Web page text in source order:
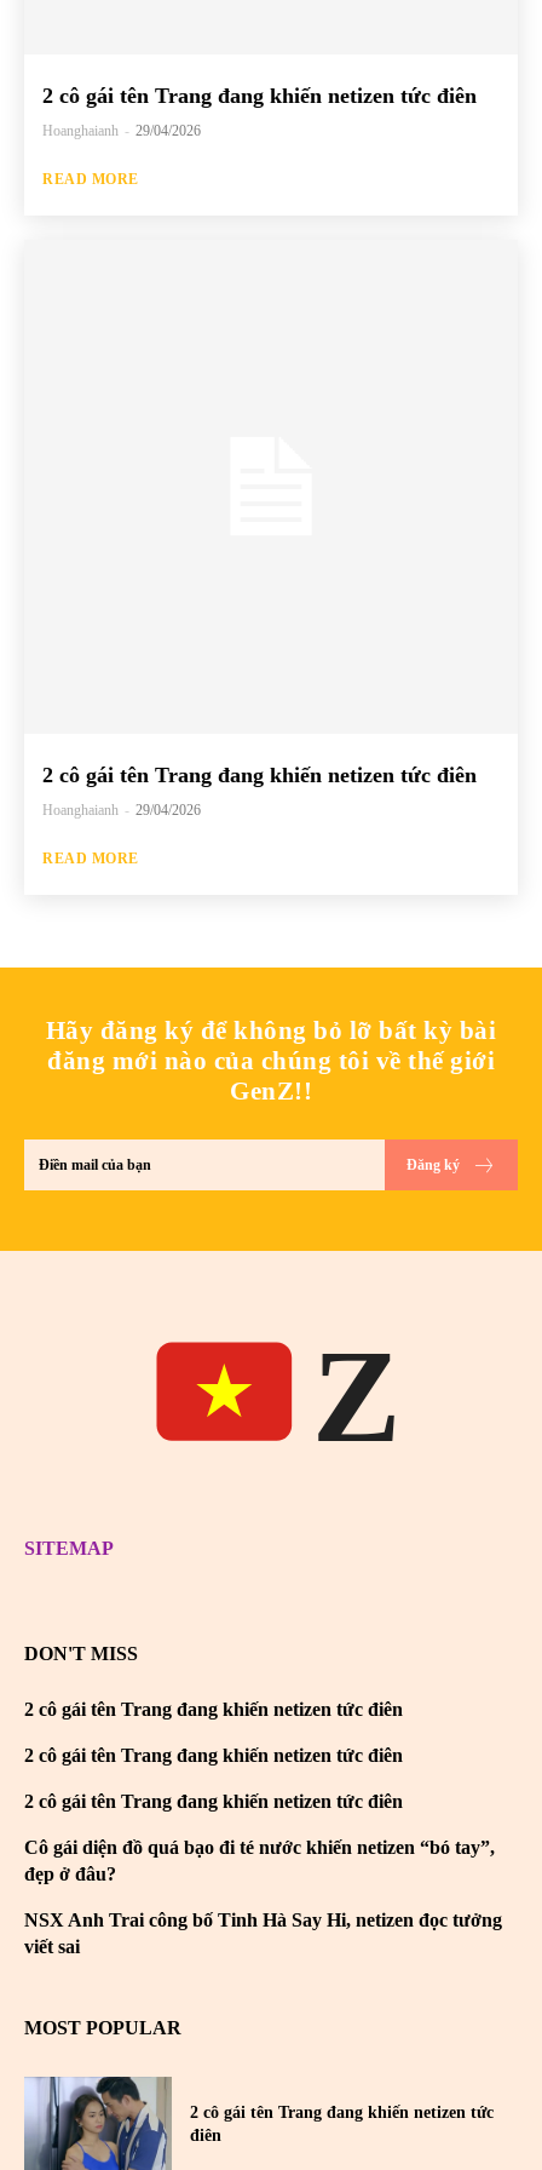
2 cô gái tên Trang đang khiến netizen tức điên
Hoanghaianh - 29/04/2026
READ MORE
2 cô gái tên Trang đang khiến netizen tức điên
Hoanghaianh - 29/04/2026
READ MORE
Hãy đăng ký để không bỏ lỡ bất kỳ bài
đăng mới nào của chúng tôi về thế giới
GenZ!!
Đăng ký
Z
SITEMAP
DON'T MISS
2 cô gái tên Trang đang khiến netizen tức điên
2 cô gái tên Trang đang khiến netizen tức điên
2 cô gái tên Trang đang khiến netizen tức điên
Cô gái diện đồ quá bạo đi té nước khiến netizen “bó tay”,
đẹp ở đâu?
NSX Anh Trai công bố Tinh Hà Say Hi, netizen đọc tưởng
viết sai
MOST POPULAR
2 cô gái tên Trang đang khiến netizen tức
điên